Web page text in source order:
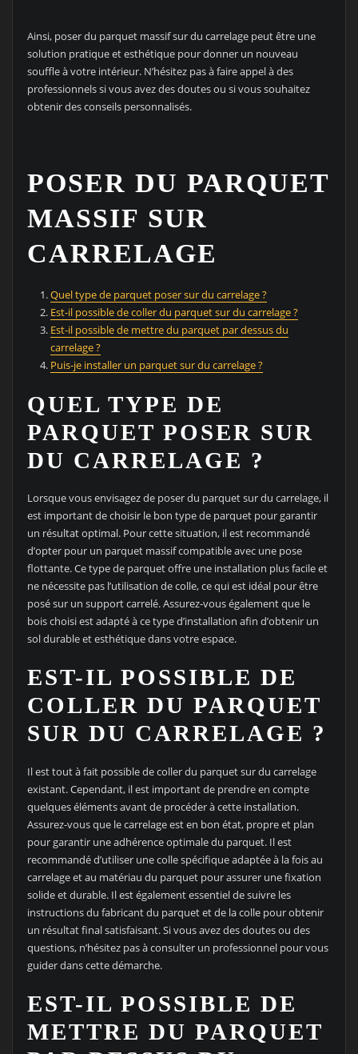
Ainsi, poser du parquet massif sur du carrelage peut être une
solution pratique et esthétique pour donner un nouveau
souffle à votre intérieur. N’hésitez pas à faire appel à des
professionnels si vous avez des doutes ou si vous souhaitez
obtenir des conseils personnalisés.
POSER DU PARQUET
MASSIF SUR
CARRELAGE
Quel type de parquet poser sur du carrelage ?
Est-il possible de coller du parquet sur du carrelage ?
Est-il possible de mettre du parquet par dessus du
carrelage ?
Puis-je installer un parquet sur du carrelage ?
QUEL TYPE DE
PARQUET POSER SUR
DU CARRELAGE ?
Lorsque vous envisagez de poser du parquet sur du carrelage, il
est important de choisir le bon type de parquet pour garantir
un résultat optimal. Pour cette situation, il est recommandé
d’opter pour un parquet massif compatible avec une pose
flottante. Ce type de parquet offre une installation plus facile et
ne nécessite pas l’utilisation de colle, ce qui est idéal pour être
posé sur un support carrelé. Assurez-vous également que le
bois choisi est adapté à ce type d’installation afin d’obtenir un
sol durable et esthétique dans votre espace.
EST-IL POSSIBLE DE
COLLER DU PARQUET
SUR DU CARRELAGE ?
Il est tout à fait possible de coller du parquet sur du carrelage
existant. Cependant, il est important de prendre en compte
quelques éléments avant de procéder à cette installation.
Assurez-vous que le carrelage est en bon état, propre et plan
pour garantir une adhérence optimale du parquet. Il est
recommandé d’utiliser une colle spécifique adaptée à la fois au
carrelage et au matériau du parquet pour assurer une fixation
solide et durable. Il est également essentiel de suivre les
instructions du fabricant du parquet et de la colle pour obtenir
un résultat final satisfaisant. Si vous avez des doutes ou des
questions, n’hésitez pas à consulter un professionnel pour vous
guider dans cette démarche.
EST-IL POSSIBLE DE
METTRE DU PARQUET